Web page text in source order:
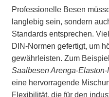
Professionelle Besen
langlebig sein, sondern
Standards entsprechen.
DIN-Normen gefertigt, um
gewährleisten. Zum
Saalbesen Arenga-
eine hervorragende
Flexibilität, die für den